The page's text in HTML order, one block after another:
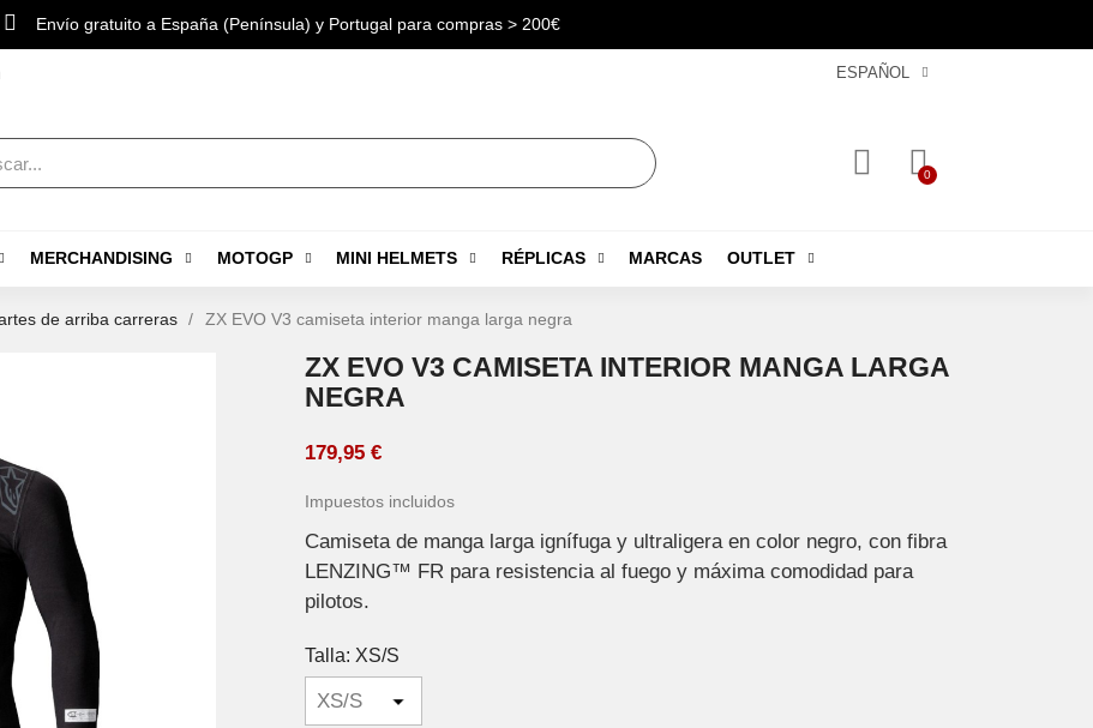
Envío gratuito a España (Península) y Portugal para compras > 200€
ESPAÑOL
MERCHANDISING MOTOGP MINI HELMETS RÉPLICAS MARCAS OUTLET
de arriba carreras ZX EVO V3 camiseta interior manga larga negra
ZX EVO V3 CAMISETA INTERIOR MANGA LARGA
NEGRA
179,95 €
Impuestos incluidos
Camiseta de manga larga ignífuga y ultraligera en color negro, con fibra
LENZING™ FR para resistencia al fuego y máxima comodidad para
pilotos.
Talla: XS/S